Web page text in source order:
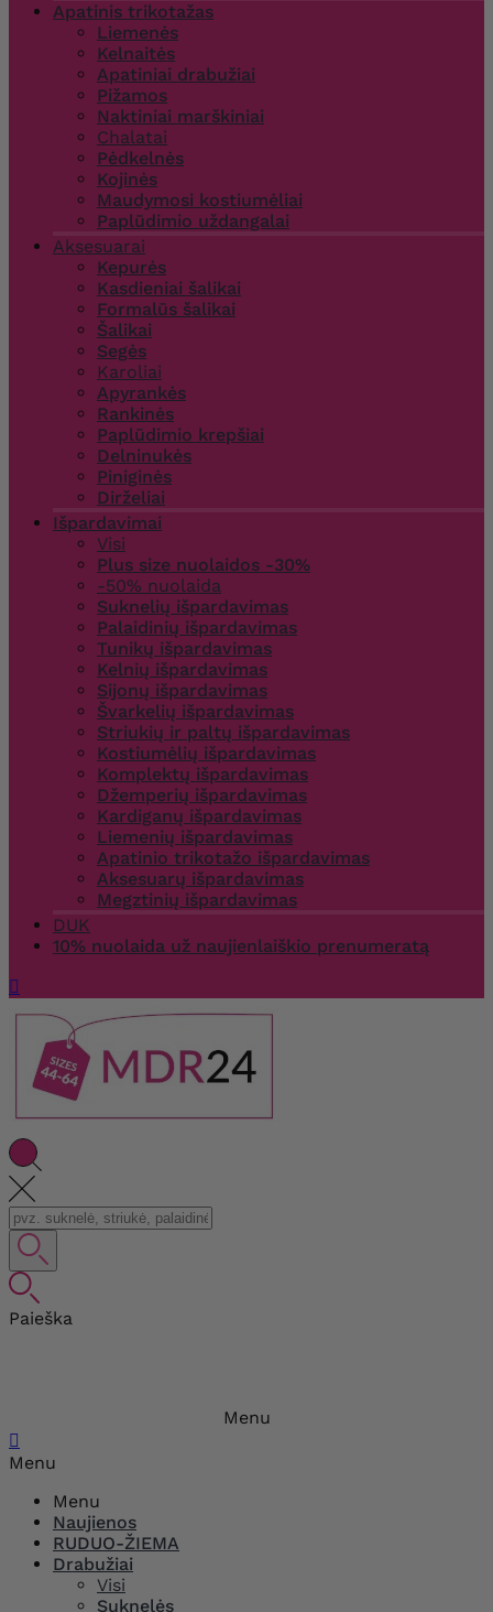
Apatinis trikotažas
Liemenės
Kelnaitės
Apatiniai drabužiai
Pižamos
Naktiniai marškiniai
Chalatai
Pėdkelnės
Kojinės
Maudymosi kostiumėliai
Paplūdimio uždangalai
Aksesuarai
Kepurės
Kasdieniai šalikai
Formalūs šalikai
Šalikai
Segės
Karoliai
Apyrankės
Rankinės
Paplūdimio krepšiai
Delninukės
Piniginės
Dirželiai
Išpardavimai
Visi
Plus size nuolaidos -30%
-50% nuolaida
Suknelių išpardavimas
Palaidinių išpardavimas
Tunikų išpardavimas
Kelnių išpardavimas
Sijonų išpardavimas
Švarkelių išpardavimas
Striukių ir paltų išpardavimas
Kostiumėlių išpardavimas
Komplektų išpardavimas
Džemperių išpardavimas
Kardiganų išpardavimas
Liemenių išpardavimas
Apatinio trikotažo išpardavimas
Aksesuarų išpardavimas
Megztinių išpardavimas
DUK
10% nuolaida už naujienlaiškio prenumeratą

Paieška
Menu

Menu
Menu
Naujienos
RUDUO-ŽIEMA
Drabužiai
Visi
Suknelės